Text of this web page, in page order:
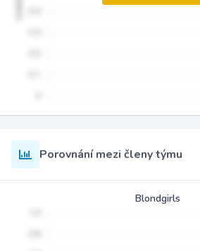
Porovnání mezi členy týmu
Blondgirls